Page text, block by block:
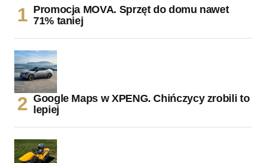
Promocja MOVA. Sprzęt do domu nawet
71% taniej
Google Maps w XPENG. Chińczycy zrobili to
lepiej